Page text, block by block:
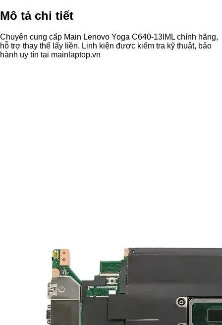
Mô tả chi tiết
Chuyên cung cấp Main Lenovo Yoga C640-13IML chính hãng,
hỗ trợ thay thế lấy liền. Linh kiện được kiểm tra kỹ thuật, bảo
hành uy tín tại mainlaptop.vn